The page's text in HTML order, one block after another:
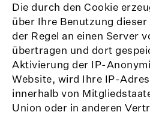
Die durch den Cookie
über Ihre Benutzung
der Regel an einen Server
übertragen und dort
Aktivierung der IP-
Website, wird Ihre IP-
innerhalb von
Union oder in anderen